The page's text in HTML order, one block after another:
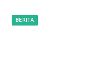
BERITA